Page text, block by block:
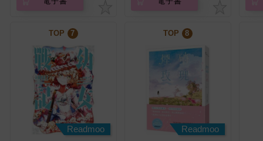
TOP 7
Readmoo
TOP 8
Readmoo